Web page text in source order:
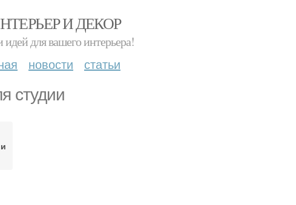
И ДЕКОР
идей для вашего интерьера!
новости статьи
студии